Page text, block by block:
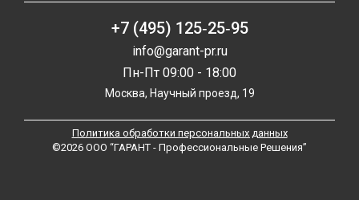
+7 (495) 125‑25‑95
info@garant-pr.ru
Пн-Пт 09:00 - 18:00
Москва, Научный проезд, 19
Политика обработки персональных данных
©2026 ООО “ГАРАНТ - Профессиональные Решения”